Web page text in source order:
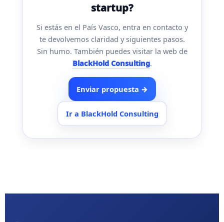
startup?
Si estás en el País Vasco, entra en contacto y
te devolvemos claridad y siguientes pasos.
Sin humo. También puedes visitar la web de
BlackHold Consulting.
Enviar propuesta →
Ir a BlackHold Consulting